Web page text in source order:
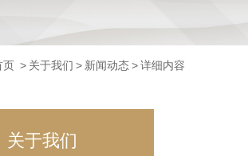
页 > 关于我们 > 新闻动态>详细内容
关于我们